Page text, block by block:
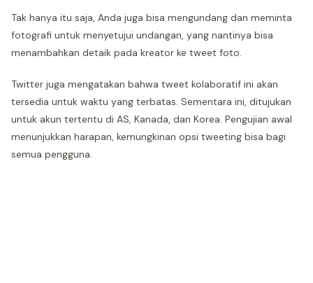
Tak hanya itu saja, Anda juga bisa mengundang dan meminta
fotografi untuk menyetujui undangan, yang nantinya bisa
menambahkan detaik pada kreator ke tweet foto.
Twitter juga mengatakan bahwa tweet kolaboratif ini akan
tersedia untuk waktu yang terbatas. Sementara ini, ditujukan
untuk akun tertentu di AS, Kanada, dan Korea. Pengujian awal
menunjukkan harapan, kemungkinan opsi tweeting bisa bagi
semua pengguna.